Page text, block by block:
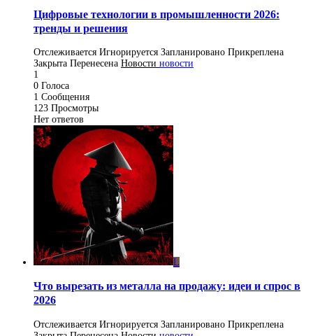
Цифровые технологии в промышленности 2026:
тренды и решения
Отслеживается Игнорируется Запланировано Прикреплена
Закрыта Перенесена Новости новости
1
0 Голоса
1 Сообщения
123 Просмотры
Нет ответов
L
Что вырезать из металла на продажу: идеи и спрос в
2026
Отслеживается Игнорируется Запланировано Прикреплена